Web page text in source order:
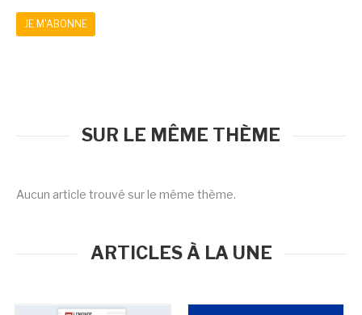
JE M'ABONNE
SUR LE MÊME THÈME
Aucun article trouvé sur le même thème.
ARTICLES À LA UNE